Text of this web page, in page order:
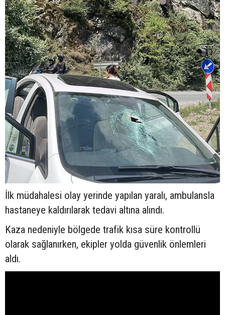
İlk müdahalesi olay yerinde yapılan yaralı, ambulansla
hastaneye kaldırılarak tedavi altına alındı.
Kaza nedeniyle bölgede trafik kısa süre kontrollü
olarak sağlanırken, ekipler yolda güvenlik önlemleri
aldı.